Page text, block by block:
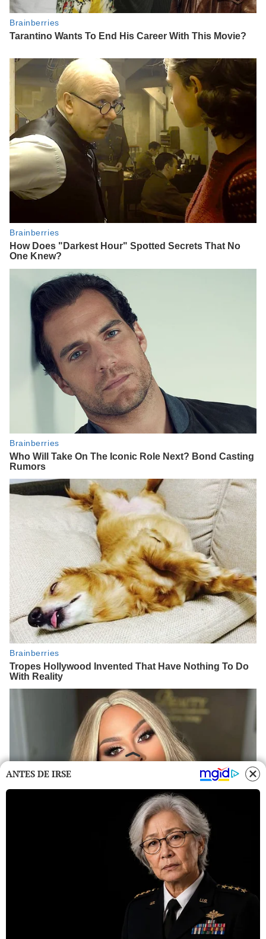
ANTES DE IRSE